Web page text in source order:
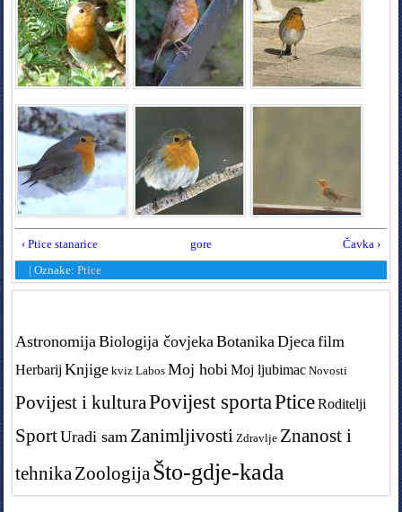
‹ Ptice stanarice gore
Čavka ›
|Oznake:Ptice
Astronomija Biologija čovjeka Botanika Djeca film
Herbarij Knjige kviz Labos Moj hobi Moj ljubimac Novosti
Povijest i kulturaPovijest sportaPtice Roditelji
SportUradi sam Zanimljivosti Zdravlje Znanost i
tehnika Zoologija Što-gdje-kada